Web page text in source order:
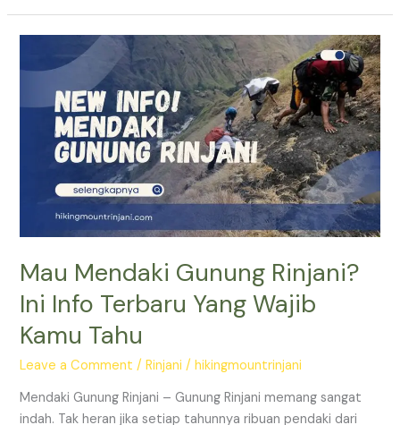
Mau Mendaki Gunung Rinjani?
Ini Info Terbaru Yang Wajib
Kamu Tahu
Leave a Comment /Rinjani /hikingmountrinjani
Mendaki Gunung Rinjani – Gunung Rinjani memang sangat
indah. Tak heran jika setiap tahunnya ribuan pendaki dari
Mendaki
Gunung
Rinjani?
Kamu